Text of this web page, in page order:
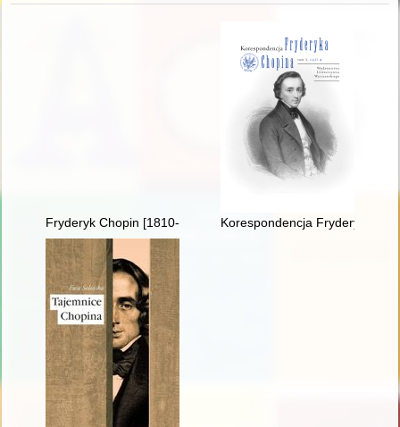
Fryderyk Chopin [1810-1849] i jego muzykaKorespondencja Fryderyka